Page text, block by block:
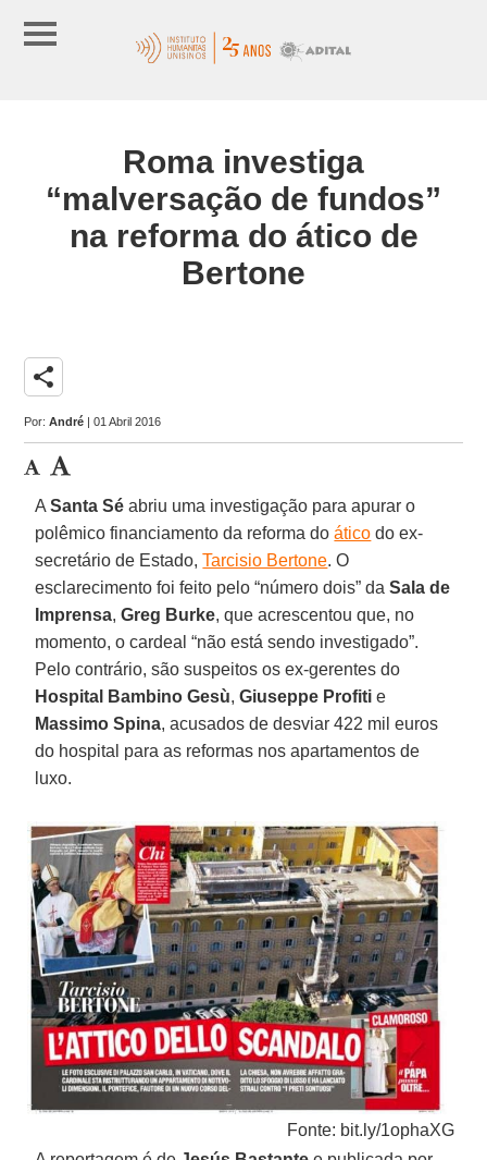
Roma investiga
“malversação de fundos”
na reforma do ático de
Bertone
share
Por:André | 01 Abril 2016
ASanta Sé abriu uma investigação para apurar o
polêmico financiamento da reforma doático do ex-
secretário de Estado,Tarcisio Bertone. O
esclarecimento foi feito pelo “número dois” daSala de
Imprensa,Greg Burke, que acrescentou que, no
momento, o cardeal “não está sendo investigado”.
Pelo contrário, são suspeitos os ex-gerentes do
Hospital Bambino Gesù,Giuseppe Profiti e
Massimo Spina, acusados de desviar 422 mil euros
do hospital para as reformas nos apartamentos de
luxo.
Fonte: bit.ly/1ophaXG